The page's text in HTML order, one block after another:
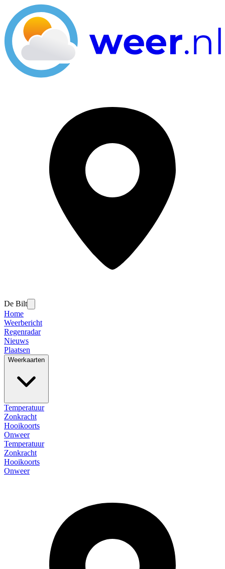
De Bilt
Home
Weerbericht
Regenradar
Nieuws
Plaatsen
Weerkaarten
Temperatuur
Zonkracht
Hooikoorts
Onweer
Temperatuur
Zonkracht
Hooikoorts
Onweer